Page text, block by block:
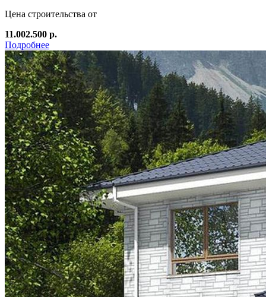
Цена строительства от
11.002.500 р.
Подробнее